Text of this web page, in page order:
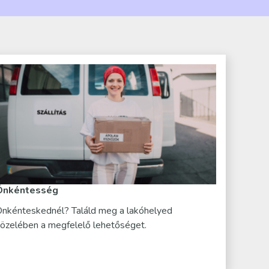
Találd meg a lakóhelyed
a megfelelő lehetőséget.